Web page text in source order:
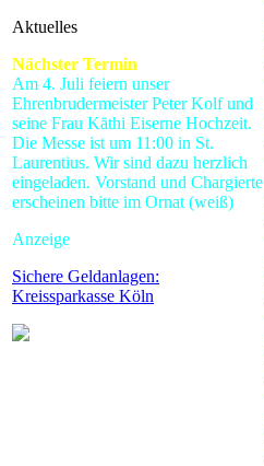
Aktuelles
Nächster Termin
Am 4. Juli feiern unser
Ehrenbrudermeister Peter Kolf und
seine Frau Käthi Eiserne Hochzeit.
Die Messe ist um 11:00 in St.
Laurentius. Wir sind dazu herzlich
eingeladen. Vorstand und Chargierte
erscheinen bitte im Ornat (weiß)
Anzeige
Sichere Geldanlagen:
Kreissparkasse Köln